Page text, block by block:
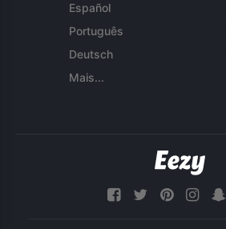
Español
Português
Deutsch
Mais...